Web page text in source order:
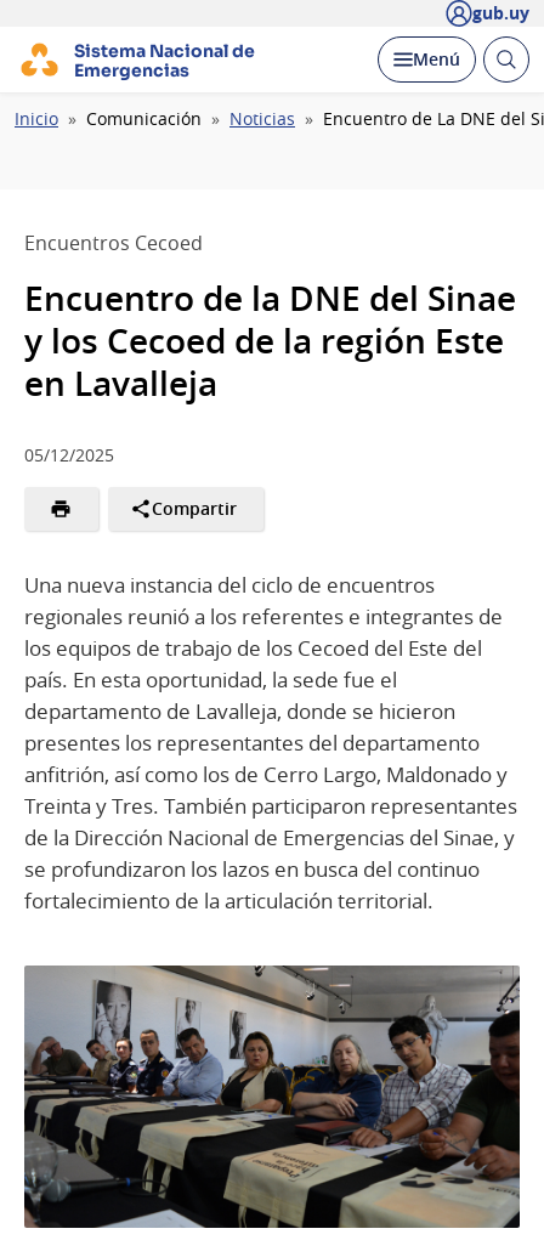
gub.uy
Sistema Nacional de
Emergencias
Desplegar
Menú Abrir
Ruta
Inicio Comunicación Noticias Encuentro de La DNE del
Encuentros Cecoed
Encuentro de la DNE del Sinae
y los Cecoed de la región Este
en Lavalleja
05/12/2025
Compartir
Una nueva instancia del ciclo de encuentros
regionales reunió a los referentes e integrantes de
los equipos de trabajo de los Cecoed del Este del
país. En esta oportunidad, la sede fue el
departamento de Lavalleja, donde se hicieron
presentes los representantes del departamento
anfitrión, así como los de Cerro Largo, Maldonado y
Treinta y Tres. También participaron representantes
de la Dirección Nacional de Emergencias del Sinae, y
se profundizaron los lazos en busca del continuo
fortalecimiento de la articulación territorial.